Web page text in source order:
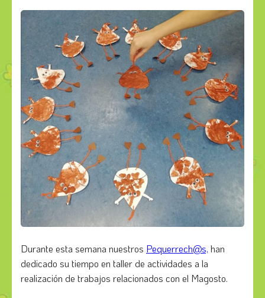
Durante esta semana nuestros Pequerrech@s, han
dedicado su tiempo en taller de actividades a la
realización de trabajos relacionados con el Magosto.